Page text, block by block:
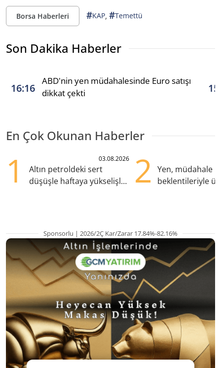
Borsa Haberleri #KAP, #Temettü
Son Dakika Haberler
16:16
ABD'nin yen müdahalesinde Euro satışı
dikkat çekti
En Çok Okunan Haberler
1 03.08.2026
Altın petroldeki sert
düşüşle haftaya yükselişle
2
Yen, müdahale
beklentileriyle üç
Sponsorlu | 2026/2Ç Kar/Zarar 17.84%-82.16%